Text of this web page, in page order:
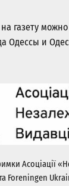
газету
Одессы и
Асоціації
Foreningen